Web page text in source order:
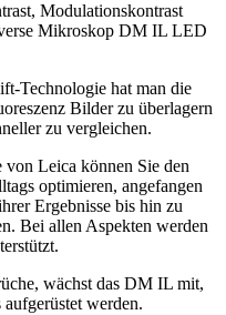
Modulationskontrast
Mikroskop DM IL LED
Technologie hat man die
Bilder zu überlagern
zu vergleichen.
Leica können Sie den
optimieren, angefangen
Ergebnisse bis hin zu
Bei allen Aspekten werden
wächst das DM IL mit,
werden.